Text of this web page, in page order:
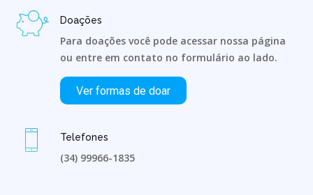
Doações
Para doações você pode acessar nossa página
ou entre em contato no formulário ao lado.
Ver formas de doar
Telefones
(34) 99966-1835